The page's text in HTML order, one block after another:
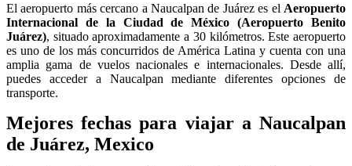
El aeropuerto más cercano a Naucalpan de Juárez es el Aeropuerto
Internacional de la Ciudad de México (Aeropuerto Benito
Juárez), situado aproximadamente a 30 kilómetros. Este aeropuerto
es uno de los más concurridos de América Latina y cuenta con una
amplia gama de vuelos nacionales e internacionales. Desde allí,
puedes acceder a Naucalpan mediante diferentes opciones de
transporte.
Mejores fechas para viajar a Naucalpan
de Juárez, Mexico